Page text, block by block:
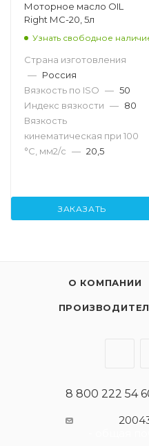
Моторное масло OIL
Right МС-20, 5л
Узнать свободное
Страна изготовления
— Россия
Вязкость по ISO — 50
Индекс вязкости — 80
Вязкость
кинематическая при 100
°С, мм2/с — 20,5
ЗАКАЗАТЬ
О КОМПАНИИ
8 800 222 54